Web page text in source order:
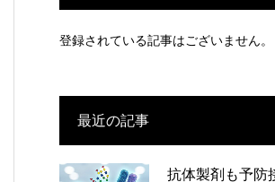
登録されている記事はございません。
最近の記事
抗体製剤も予防